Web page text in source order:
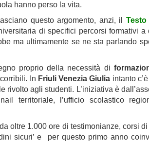
hanno perso la vita.
questo argomento, anzi, il
di specifici percorsi formativi a
ma ultimamente se ne sta parlando
proprio della necessità di
In Friuli Venezia Giulia intanto
rivolto agli studenti. L’iniziativa è
territoriale, l’ufficio scolastico
oltre 1.000 ore di testimonianze, corsi di
sicuri’ e per questo primo anno